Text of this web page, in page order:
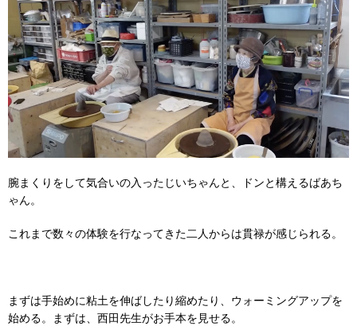
腕まくりをして気合いの入ったじいちゃんと、ドンと構えるばあち
ゃん。
これまで数々の体験を行なってきた二人からは貫禄が感じられる。
まずは手始めに粘土を伸ばしたり縮めたり、ウォーミングアップを
始める。まずは、西田先生がお手本を見せる。